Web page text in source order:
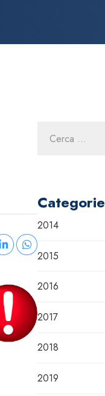
per:
Categorie
2014
2015
2016
2017
2018
2019